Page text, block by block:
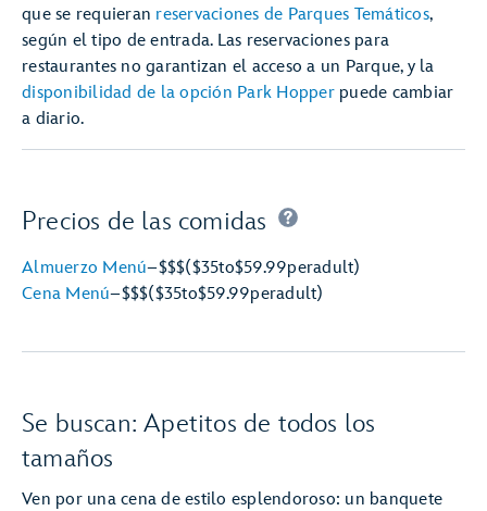
que se requieran reservaciones de Parques Temáticos,
según el tipo de entrada. Las reservaciones para
restaurantes no garantizan el acceso a un Parque, y la
disponibilidad de la opción Park Hopperpuede cambiar
a diario.
Precios de las comidas
Almuerzo Menú–$$$($35to$59.99peradult)
Cena Menú–$$$($35to$59.99peradult)
Se buscan: Apetitos de todos los
tamaños
Ven por una cena de estilo esplendoroso: un banquete